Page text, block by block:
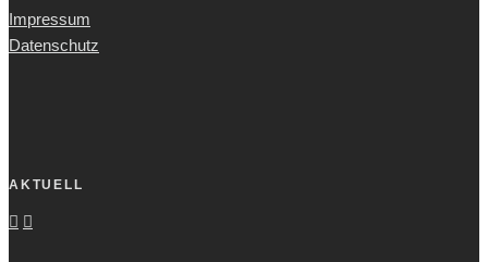
Impressum
Datenschutz
AKTUELL